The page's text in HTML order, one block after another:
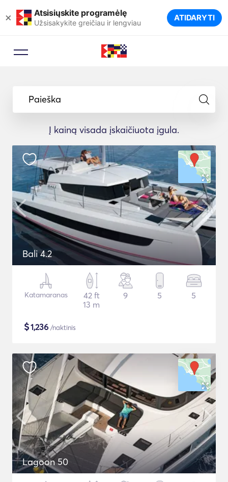
× Atsisiųskite programėlę
Užsisakykite greičiau ir lengviau ATIDARYTI
Paieška
Į kainą visada įskaičiuota įgula.
Bali 4.2
Katamaranas
42 ft
13 m
9 5 5
$1,236 /naktinis
Lagoon 50